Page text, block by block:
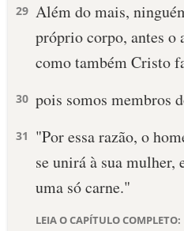
TERMO BÍBLICO JOGOS
LOJA BÍBLIAON
29 Além do mais,
próprio corpo, antes o
como também Cristo
30 pois somos membros
31
"Por essa razão, o
se unirá à sua mulher,
uma só carne."
LEIA O CAPÍTULO COMPLETO: